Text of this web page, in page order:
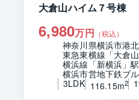
大倉山ハイム７号棟
6,980万円 （税込）
神奈川県横浜市港
東急東横線「大倉
横浜線「新横浜」
横浜市営地下鉄ブ
3LDK 116.15m2